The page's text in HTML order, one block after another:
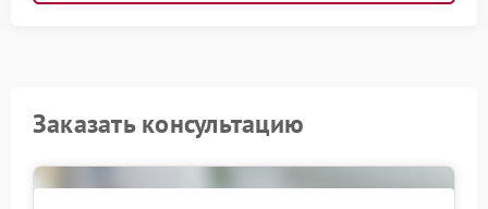
Заказать консультацию